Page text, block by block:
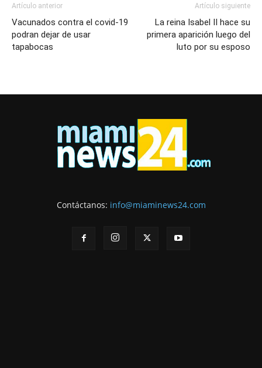
Artículo anterior
Vacunados contra el covid-19
podran dejar de usar
tapabocas
Artículo siguiente
La reina Isabel II hace su
primera aparición luego del
luto por su esposo
Contáctanos: info@miaminews24.com